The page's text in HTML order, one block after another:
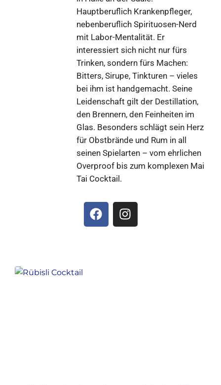
Hauptberuflich Krankenpfleger,
nebenberuflich Spirituosen-Nerd
mit Labor-Mentalität. Er
interessiert sich nicht nur fürs
Trinken, sondern fürs Machen:
Bitters, Sirupe, Tinkturen – vieles
bei ihm ist handgemacht. Seine
Leidenschaft gilt der Destillation,
den Brennern, den Feinheiten im
Glas. Besonders schlägt sein Herz
für Obstbrände und Rum in all
seinen Spielarten – vom ehrlichen
Overproof bis zum komplexen Mai
Tai Cocktail.